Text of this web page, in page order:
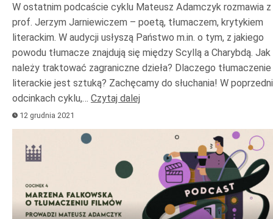
W ostatnim podcaście cyklu Mateusz Adamczyk rozmawia z
prof. Jerzym Jarniewiczem – poetą, tłumaczem, krytykiem
literackim. W audycji usłyszą Państwo m.in. o tym, z jakiego
powodu tłumacze znajdują się między Scyllą a Charybdą. Jak
należy traktować zagraniczne dzieła? Dlaczego tłumaczenie
literackie jest sztuką? Zachęcamy do słuchania! W
odcinkach cyklu,… Czytaj dalej
12 grudnia 2021
plików